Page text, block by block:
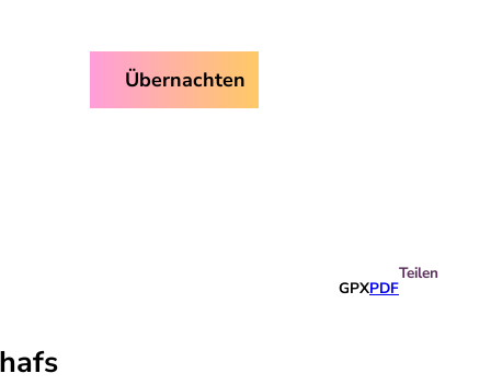
Übernachten
GPXPDF
Teilen